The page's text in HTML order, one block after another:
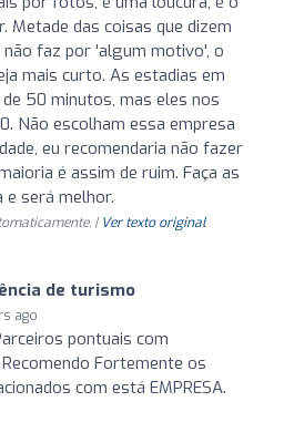
Metade das coisas que dizem
não faz por 'algum motivo', o
mais curto. As estadias em
50 minutos, mas eles nos
Não escolham essa empresa
eu recomendaria não fazer
é assim de ruim. Faça as
será melhor.
| Ver texto original
de turismo
ago
pontuais com
Fortemente os
com está EMPRESA.